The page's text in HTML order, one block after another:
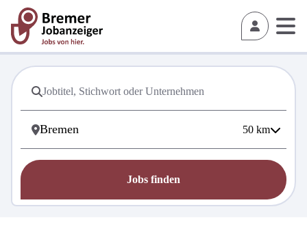
50 km
Jobs finden